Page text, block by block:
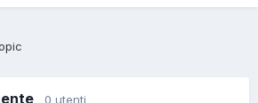
0 utenti